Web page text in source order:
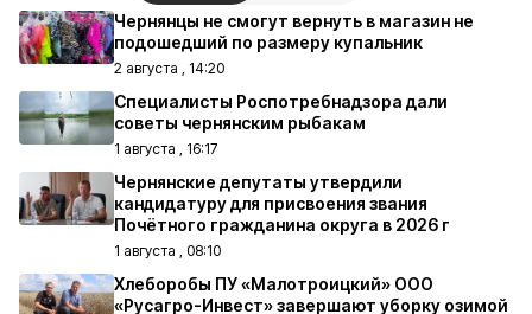
Чернянцы не смогут вернуть в магазин не
подошедший по размеру купальник
2 августа , 14:20
Специалисты Роспотребнадзора дали
советы чернянским рыбакам
1 августа , 16:17
Чернянские депутаты утвердили
кандидатуру для присвоения звания
Почётного гражданина округа в 2026 г
1 августа , 08:10
Хлеборобы ПУ «Малотроицкий» ООО
«Русагро-Инвест» завершают уборку озимой